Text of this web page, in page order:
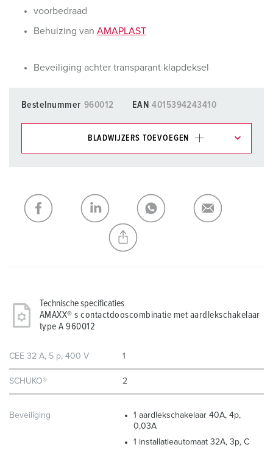
voorbedraad
Behuizing van AMAPLAST
Beveiliging achter transparant klapdeksel
Bestelnummer 960012 EAN 4015394243410
BLADWIJZERS TOEVOEGEN
Mijn lijst TOEVOEGEN
NIEUW LIJST MAKEN
Technische specificaties
AMAXX® s contactdooscombinatie met aardlekschakelaar
type A 960012
CEE 32 A, 5 p, 400 V 1
SCHUKO® 2
Beveiliging
1 aardlekschakelaar 40A, 4p,
0,03A
1 installatieautomaat 32A, 3p, C